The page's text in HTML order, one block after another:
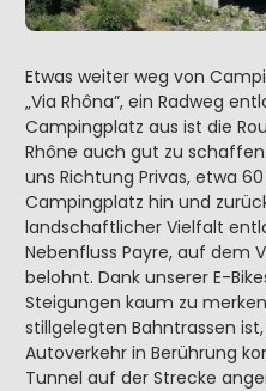
Etwas weiter weg von
„Via Rhôna”, ein Radweg
Campingplatz aus ist die
Rhône auch gut zu
uns Richtung Privas, etwa
Campingplatz hin und
landschaftlicher Vielfalt
Nebenfluss Payre, auf dem
belohnt. Dank unserer E-
Steigungen kaum zu
stillgelegten Bahntrassen
Autoverkehr in Berührung
Tunnel auf der Strecke